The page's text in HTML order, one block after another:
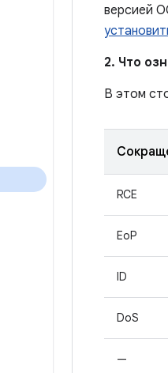
версией
2. Что
В этом
RCE
EoP
ID
DoS
—